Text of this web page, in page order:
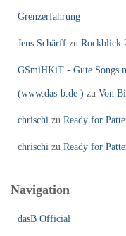
Grenzerfahrung
Jens Schärff zu Rockblick
GSmiHKiT - Gute Songs
(www.das-b.de ) zu Von
chrischi zu Ready for
chrischi zu Ready for
Navigation
dasB Official